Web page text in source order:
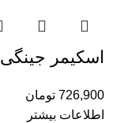
اسکیمر جینگی Skimmer Jingye JY-350
726,900 تومان
اطلاعات بیشتر